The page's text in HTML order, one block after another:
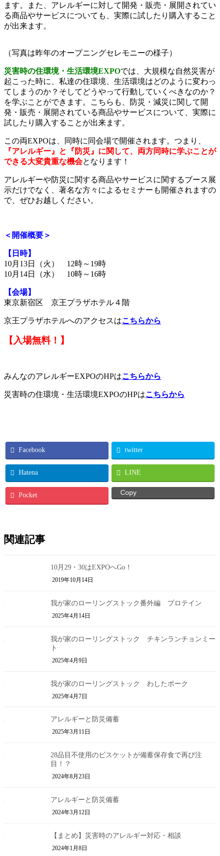
ます。また、アレルギーに対して開発・販売・展開されてい
る商品やサービスについても、実際に試したり購入すること
が出来ます。
（写真は昨年のオープニングセレモニーの様子）
災害時の住環境・生活環境EXPOでは、大規模な自然災害が
起こった時に、私達の住環境、生活環境はどのように変わっ
てしまうのか？そしてどうやって行動していくべきなのか？
を学ぶことができます。こちらも、防災・減災に関して開
発・販売・展開されている商品やサービスについて、実際に
試したり購入することが出来ます。
この両EXPOは、同時に同会場で開催されます。つまり、
『アレルギー』と『防災』に関して、両方同時に学ぶことが
できる大変貴重な機会となります！
アレルギーや防災に関する商品やサービスに関するブース展
示だけでなく、著名な方々によるセミナーも開催されますの
で、ぜひお越しください。
＜開催概要＞
【日時】
10月13日（火） 12時～19時
10月14日（水） 10時～16時
【会場】
東京新宿区 京王プラザホテル４階
京王プラザホテルへのアクセスはこちらから
【入場無料！】
みんなのアレルギーEXPOのHPはこちらから
災害時の住環境・生活環境EXPOのHPはこちらから
Facebook twitter
Hatena LINE
Pocket Copy
関連記事
10月29・30はEXPOへGo！
2019年10月14日
我が家のローリングストック番外編 プロテイン
2025年4月14日
我が家のローリングストック チキンランチョンミー
ト
2025年4月9日
我が家のローリングストック わしたポーク
2025年4月7日
アレルギーと防災備蓄
2025年3月11日
28品目不使用のビスケットが備蓄保存食で再び注
目！？
2024年8月23日
アレルギーと防災備蓄
2024年3月12日
【まとめ】災害時のアレルギー対応・相談
2024年1月8日